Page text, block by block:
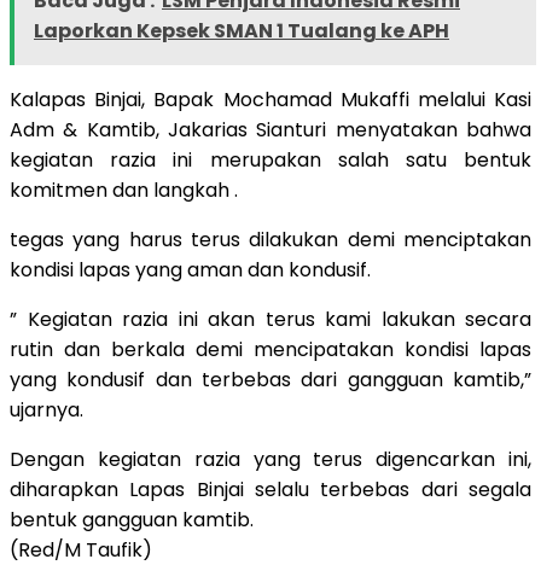
Laporkan Kepsek SMAN 1 Tualang ke APH
Kalapas Binjai, Bapak Mochamad Mukaffi melalui Kasi
Adm & Kamtib, Jakarias Sianturi menyatakan bahwa
kegiatan razia ini merupakan salah satu bentuk
komitmen dan langkah .
tegas yang harus terus dilakukan demi menciptakan
kondisi lapas yang aman dan kondusif.
” Kegiatan razia ini akan terus kami lakukan secara
rutin dan berkala demi mencipatakan kondisi lapas
yang kondusif dan terbebas dari gangguan kamtib,”
ujarnya.
Dengan kegiatan razia yang terus digencarkan ini,
diharapkan Lapas Binjai selalu terbebas dari segala
bentuk gangguan kamtib.
(Red/M Taufik)